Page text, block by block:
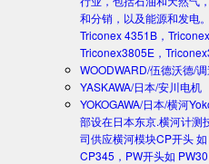
和分销，以及能源和发电
Triconex 4351B，
Triconex3805E，
WOODWARD/伍德沃德/
YASKAWA/日本/安川电机
YOKOGAWA/日本/横河
部设在日本东京.横河计测
司供应横河模块CP开头
CP345，PW开头如